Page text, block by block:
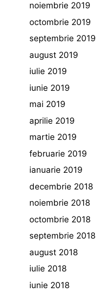
noiembrie 2019
octombrie 2019
septembrie 2019
august 2019
iulie 2019
iunie 2019
mai 2019
aprilie 2019
martie 2019
februarie 2019
ianuarie 2019
decembrie 2018
noiembrie 2018
octombrie 2018
septembrie 2018
august 2018
iulie 2018
iunie 2018